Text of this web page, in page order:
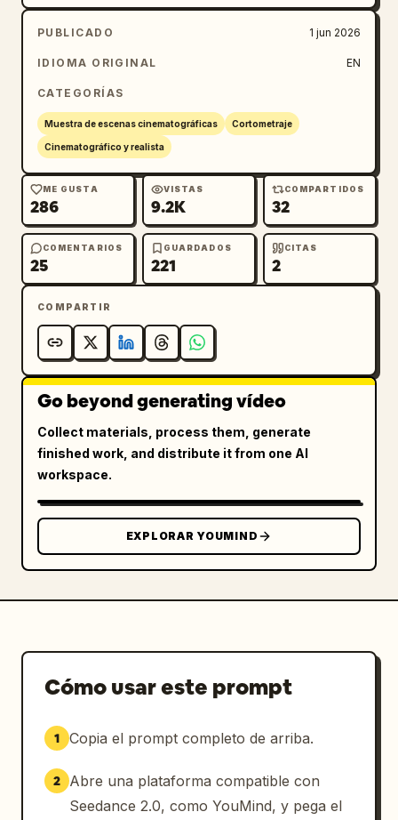
PUBLICADO 1 jun 2026
IDIOMA ORIGINAL EN
CATEGORÍAS
Muestra de escenas cinematográficas Cortometraje
Cinematográfico y realista
ME GUSTA
286
VISTAS
9.2K
COMPARTIDOS
32
COMENTARIOS
25
GUARDADOS
221
CITAS
2
COMPARTIR
Go beyond generating vídeo
Collect materials, process them, generate
finished work, and distribute it from one AI
workspace.
EXPLORAR YOUMIND
Cómo usar este prompt
1 Copia el prompt completo de arriba.
2
Abre una plataforma compatible con
Seedance 2.0, como YouMind, y pega el